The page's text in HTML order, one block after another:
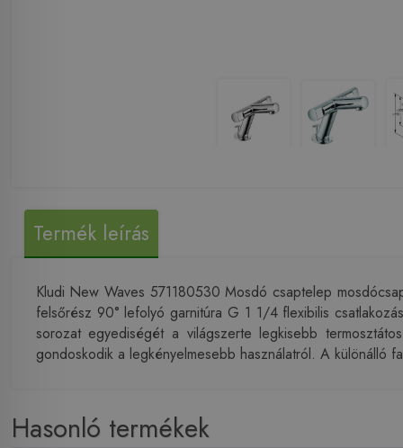
Termék leírás
Kludi New Waves 571180530 Mosdó csaptelep
felsőrész 90° lefolyó garnitúra G 1 1/4 flexibilis
sorozat egyediségét a világszerte legkisebb
gondoskodik a legkényelmesebb használatról. A különálló
Hasonló termékek